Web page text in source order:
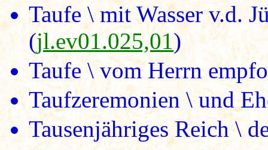
Taufe \ mit Wasser v.d.
(jl.ev01.025,01)
Taufe \ vom Herrn
Taufzeremonien \ und
Tausenjähriges Reich \